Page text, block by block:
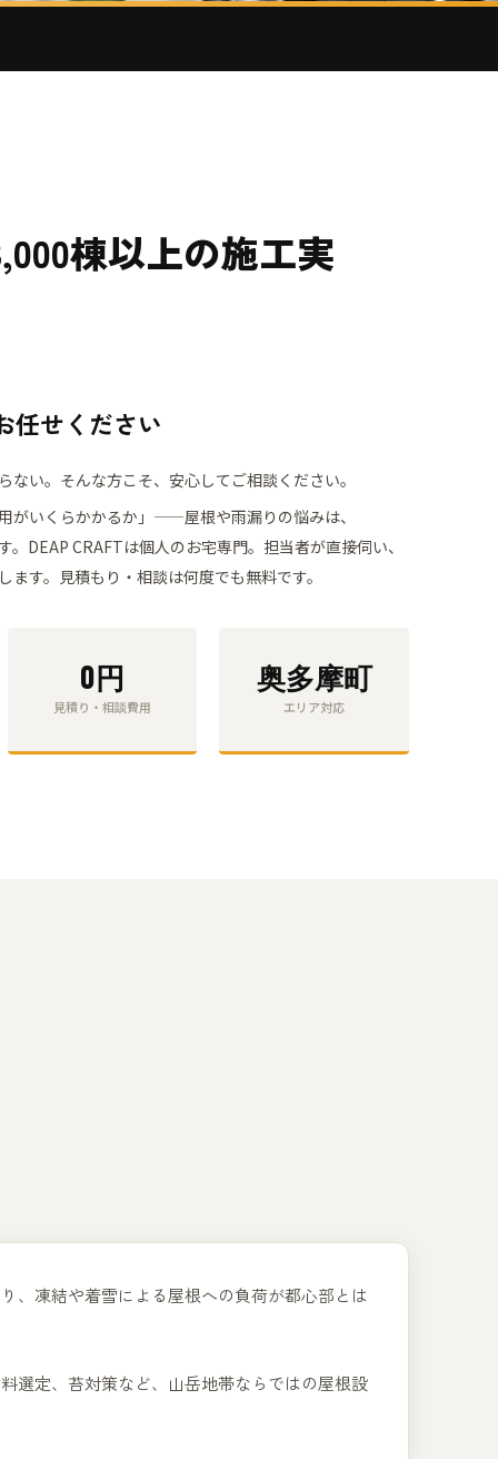
棟以上の施工実
任せください
ない。そんな方こそ、安心してご相談ください。
がいくらかかるか」——屋根や雨漏りの悩みは、
。 DEAP CRAFTは個人のお宅専門。担当者が直接伺い、
す。 見積もり・相談は何度でも無料です。
0円
見積り・相談費用
奥多摩町
エリア対応
、凍結や着雪による屋根への負荷が都心部とは
選定、苔対策など、山岳地帯ならではの屋根設